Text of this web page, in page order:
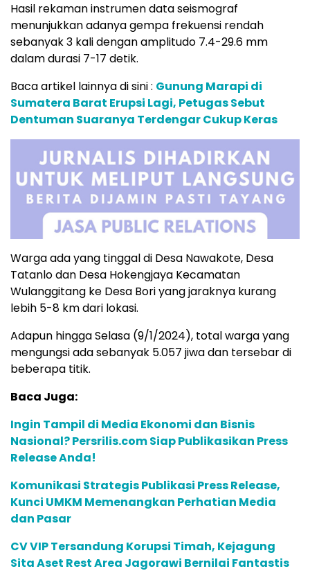
Hasil rekaman instrumen data seismograf
menunjukkan adanya gempa frekuensi rendah
sebanyak 3 kali dengan amplitudo 7.4-29.6 mm
dalam durasi 7-17 detik.
Baca artikel lainnya di sini : Gunung Marapi di
Sumatera Barat Erupsi Lagi, Petugas Sebut
Dentuman Suaranya Terdengar Cukup Keras
Warga ada yang tinggal di Desa Nawakote, Desa
Tatanlo dan Desa Hokengjaya Kecamatan
Wulanggitang ke Desa Bori yang jaraknya kurang
lebih 5-8 km dari lokasi.
Adapun hingga Selasa (9/1/2024), total warga yang
mengungsi ada sebanyak 5.057 jiwa dan tersebar di
beberapa titik.
Baca Juga:
Ingin Tampil di Media Ekonomi dan Bisnis
Nasional? Persrilis.com Siap Publikasikan Press
Release Anda!
Komunikasi Strategis Publikasi Press Release,
Kunci UMKM Memenangkan Perhatian Media
dan Pasar
CV VIP Tersandung Korupsi Timah, Kejagung
Sita Aset Rest Area Jagorawi Bernilai Fantastis